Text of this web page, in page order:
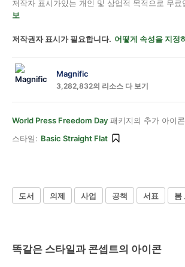
저작자 표시가있는 개인 및 상업적 목적으로 무료
보
저작권자 표시가 필요합니다. 어떻게 속성을 지정
Magnific
3,282,832의 리소스 다 보기
World Press Freedom Day 패키지의 추가 아이콘
스타일: Basic Straight Flat
도서 의제 사업 공책 서표 봄
똑같은 스타일과 콘셉트의 아이콘